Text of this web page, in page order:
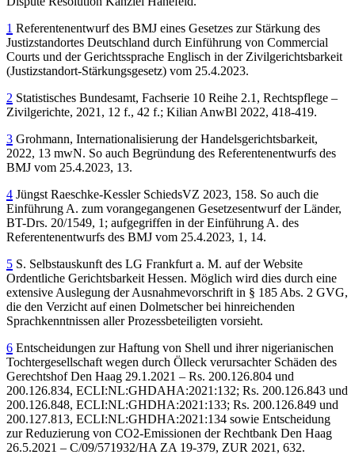
1 Referentenentwurf des BMJ eines Gesetzes zur Stärkung des
Justizstandortes Deutschland durch Einführung von Commercial
Courts und der Gerichtssprache Englisch in der Zivilgerichtsbarkeit
(Justizstandort-Stärkungsgesetz) vom 25.4.2023.
2 Statistisches Bundesamt, Fachserie 10 Reihe 2.1, Rechtspflege –
Zivilgerichte, 2021, 12 f., 42 f.; Kilian AnwBl 2022, 418-419.
3 Grohmann, Internationalisierung der Handelsgerichtsbarkeit,
2022, 13 mwN. So auch Begründung des Referentenentwurfs des
BMJ vom 25.4.2023, 13.
4 Jüngst Raeschke-Kessler SchiedsVZ 2023, 158. So auch die
Einführung A. zum vorangegangenen Gesetzesentwurf der Länder,
BT-Drs. 20/1549, 1; aufgegriffen in der Einführung A. des
Referentenentwurfs des BMJ vom 25.4.2023, 1, 14.
5 S. Selbstauskunft des LG Frankfurt a. M. auf der Website
Ordentliche Gerichtsbarkeit Hessen. Möglich wird dies durch eine
extensive Auslegung der Ausnahmevorschrift in § 185 Abs. 2 GVG,
die den Verzicht auf einen Dolmetscher bei hinreichenden
Sprachkenntnissen aller Prozessbeteiligten vorsieht.
6 Entscheidungen zur Haftung von Shell und ihrer nigerianischen
Tochtergesellschaft wegen durch Ölleck verursachter Schäden des
Gerechtshof Den Haag 29.1.2021 – Rs. 200.126.804 und
200.126.834, ECLI:NL:GHDAHA:2021:132; Rs. 200.126.843 und
200.126.848, ECLI:NL:GHDHA:2021:133; Rs. 200.126.849 und
200.127.813, ECLI:NL:GHDHA:2021:134 sowie Entscheidung
zur Reduzierung von CO2-Emissionen der Rechtbank Den Haag
26.5.2021 – C/09/571932/HA ZA 19-379, ZUR 2021, 632.